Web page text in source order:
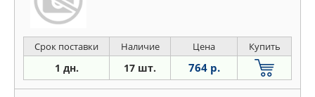
Срок поставки Наличие Цена Купить
1 дн. 17 шт. 764 р.